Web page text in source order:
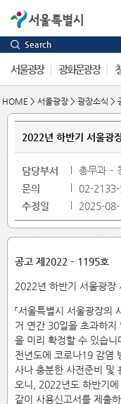
Search
서울광장 광화문광장
HOME>서울광장>광장소식>
2022년 하반기 서울광
담당부서 총무과
문의
02-
수정일
2025-08-
공고 제 2022 – 1195호
2022년 하반기 서울광장
「서울특별시 서울광장의
거 연간 30일을 초과하지
을 미리 확정할 수 있습
전년도에 코로나19 감염
사나 충분한 사전준비 및
오니, 2022년도 하반기
같이 사용신고서를 제출